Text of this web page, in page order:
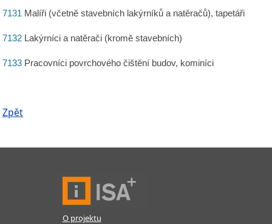
7131 Malíři (včetně stavebních lakýrníků a natěračů), tapetáři
7132 Lakýrníci a natěrači (kromě stavebních)
7133 Pracovníci povrchového čištění budov, kominíci
Zpět
O projektu